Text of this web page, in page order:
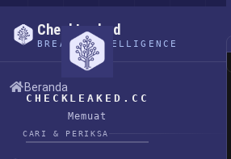
CHECKLEAKED.CC
Memuat
CheckLeaked
BREACH INTELLIGENCE
Beranda
CARI & PERIKSA